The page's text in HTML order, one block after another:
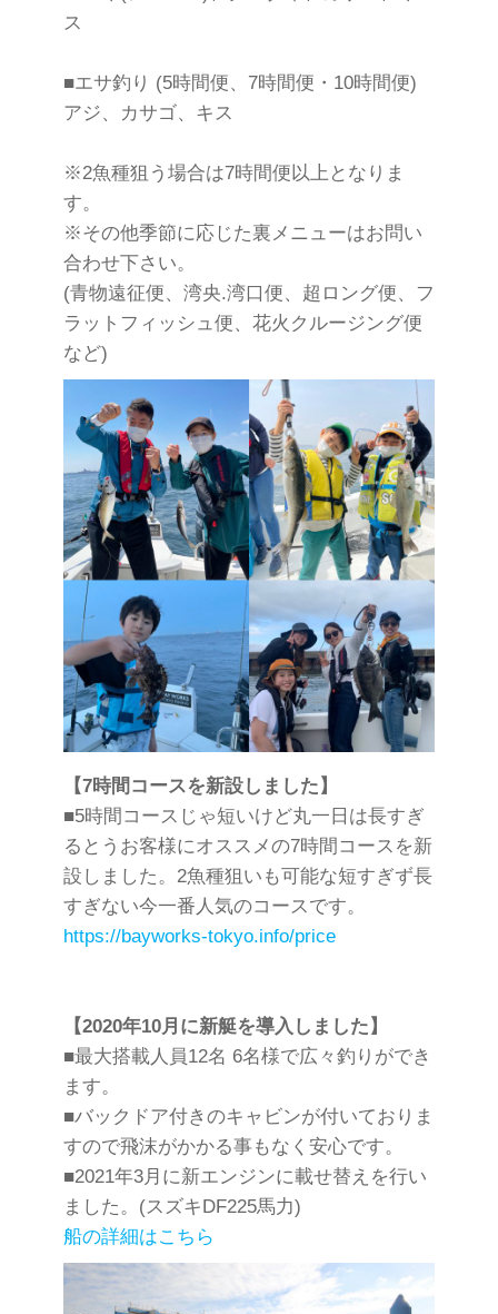
ス
■エサ釣り (5時間便、7時間便・10時間便)
アジ、カサゴ、キス
※2魚種狙う場合は7時間便以上となりま
す。
※その他季節に応じた裏メニューはお問い
合わせ下さい。
(青物遠征便、湾央.湾口便、超ロング便、フ
ラットフィッシュ便、花火クルージング便
など)
【7時間コースを新設しました】
■5時間コースじゃ短いけど丸一日は長すぎ
るとうお客様にオススメの7時間コースを新
設しました。2魚種狙いも可能な短すぎず長
すぎない今一番人気のコースです。
https://bayworks-tokyo.info/price
【2020年10月に新艇を導入しました】
■最大搭載人員12名 6名様で広々釣りができ
ます。
■バックドア付きのキャビンが付いておりま
すので飛沫がかかる事もなく安心です。
■2021年3月に新エンジンに載せ替えを行い
ました。(スズキDF225馬力)
船の詳細はこちら